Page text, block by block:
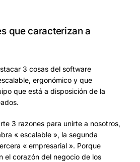
que caracterizan a
3 cosas del software
ergonómico y que
que está a disposición de la
3 razones para unirte a nosotros,
« escalable », la segunda
« empresarial ». Porque
el corazón del negocio de los